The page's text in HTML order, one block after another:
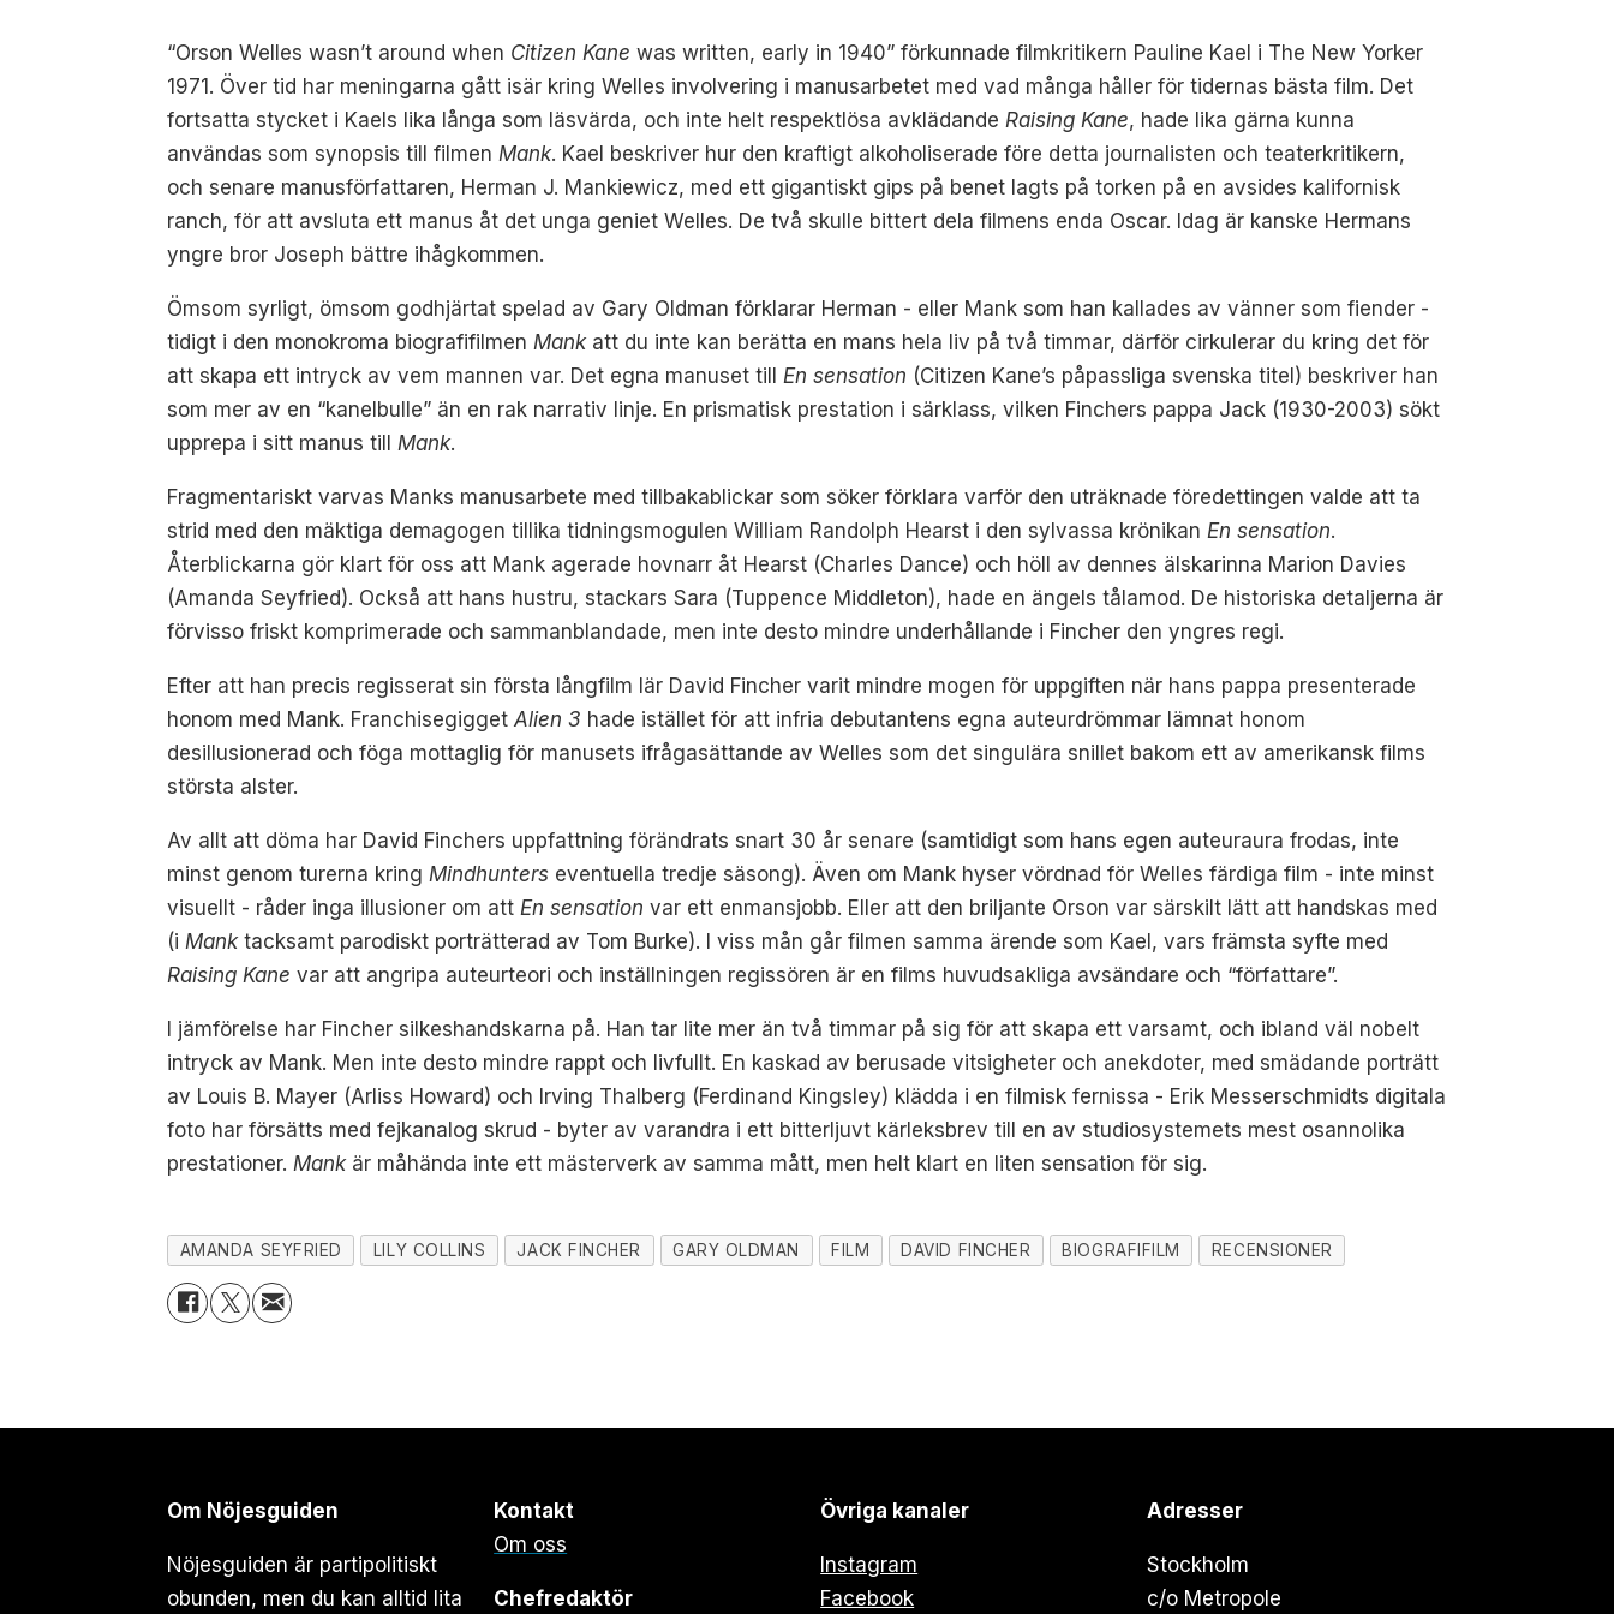
“Orson Welles wasn’t around when Citizen Kane was written, early in 1940” förkunnade filmkritikern Pauline Kael i The New Yorker
1971. Över tid har meningarna gått isär kring Welles involvering i manusarbetet med vad många håller för tidernas bästa film. Det
fortsatta stycket i Kaels lika långa som läsvärda, och inte helt respektlösa avklädandeRaising Kane, hade lika gärna kunna
användas som synopsis till filmenMank. Kael beskriver hur den kraftigt alkoholiserade före detta journalisten och teaterkritikern,
och senare manusförfattaren, Herman J. Mankiewicz, med ett gigantiskt gips på benet lagts på torken på en avsides kalifornisk
ranch, för att avsluta ett manus åt det unga geniet Welles. De två skulle bittert dela filmens enda Oscar. Idag är kanske Hermans
yngre bror Joseph bättre ihågkommen.
Ömsom syrligt, ömsom godhjärtat spelad av Gary Oldman förklarar Herman - eller Mank som han kallades av vänner som fiender -
tidigt i den monokroma biografifilmenMankatt du inte kan berätta en mans hela liv på två timmar, därför cirkulerar du kring det för
att skapa ett intryck av vem mannen var. Det egna manuset tillEn sensation (Citizen Kane’s påpassliga svenska titel) beskriver han
som mer av en “kanelbulle” än en rak narrativ linje. En prismatisk prestation i särklass, vilken Finchers pappa Jack (1930-2003) sökt
upprepa i sitt manus tillMank.
Fragmentariskt varvas Manks manusarbete med tillbakablickar som söker förklara varför den uträknade föredettingen valde att ta
strid med den mäktiga demagogen tillika tidningsmogulen William Randolph Hearst i den sylvassa krönikanEn sensation.
Återblickarna gör klart för oss att Mank agerade hovnarr åt Hearst (Charles Dance) och höll av dennes älskarinna Marion Davies
(Amanda Seyfried). Också att hans hustru, stackars Sara (Tuppence Middleton), hade en ängels tålamod. De historiska detaljerna är
förvisso friskt komprimerade och sammanblandade, men inte desto mindre underhållande i Fincher den yngres regi.
Efter att han precis regisserat sin första långfilm lär David Fincher varit mindre mogen för uppgiften när hans pappa presenterade
honom med Mank. FranchisegiggetAlien 3 hade istället för att infria debutantens egna auteurdrömmar lämnat honom
desillusionerad och föga mottaglig för manusets ifrågasättande av Welles som det singulära snillet bakom ett av amerikansk films
största alster.
Av allt att döma har David Finchers uppfattning förändrats snart 30 år senare (samtidigt som hans egen auteuraura frodas, inte
minst genom turerna kringMindhunters eventuella tredje säsong). Även om Mank hyser vördnad för Welles färdiga film - inte minst
visuellt - råder inga illusioner om att En sensation var ett enmansjobb. Eller att den briljante Orson var särskilt lätt att handskas med
(iManktacksamt parodiskt porträtterad av Tom Burke). I viss mån går filmen samma ärende som Kael, vars främsta syfte med
Raising Kane var att angripa auteurteori och inställningen regissören är en films huvudsakliga avsändare och “författare”.
I jämförelse har Fincher silkeshandskarna på. Han tar lite mer än två timmar på sig för att skapa ett varsamt, och ibland väl nobelt
intryck av Mank. Men inte desto mindre rappt och livfullt. En kaskad av berusade vitsigheter och anekdoter, med smädande porträtt
av Louis B. Mayer (Arliss Howard) och Irving Thalberg (Ferdinand Kingsley) klädda i en filmisk fernissa - Erik Messerschmidts digitala
foto har försätts med fejkanalog skrud - byter av varandra i ett bitterljuvt kärleksbrev till en av studiosystemets mest osannolika
prestationer.Mankär måhända inte ett mästerverk av samma mått, men helt klart en liten sensation för sig.
AMANDA SEYFRIED LILY COLLINS JACK FINCHER GARY OLDMAN FILM DAVID FINCHER BIOGRAFIFILM RECENSIONER
Om Nöjesguiden
Nöjesguiden är partipolitiskt
obunden, men du kan alltid lita
Kontakt
Om oss
Chefredaktör
Övriga kanaler
Instagram
Facebook
Adresser
Stockholm
c/o Metropole